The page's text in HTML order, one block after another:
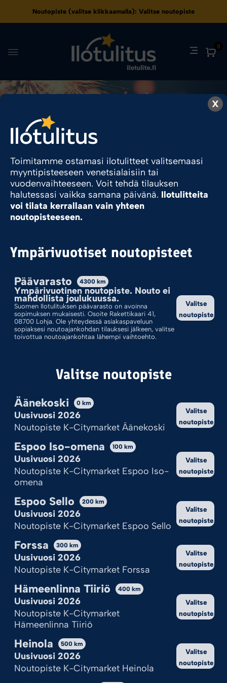
Noutopiste (valitse klikkaamalla): Valitse noutopiste
0
Ilotulite.fi Myyntipisteet
Sesonkituote
Noutopiste Joensuu Pilkko
K-Citymarket Joensuu Pilkko
Linjatie 2, 80140 Joensuu
Uusivuosi – noutoajat
Su 27.12.2026
13 - 18
Ilotulitepisteen aukioloajat
X
Toimitamme ostamasi ilotulitteet valitsemaasi
myyntipisteeseen venetsialaisiin tai
vuodenvaihteeseen. Voit tehdä tilauksen
halutessasi vaikka samana päivänä. Ilotulitteita
voi tilata kerrallaan vain yhteen
noutopisteeseen.
Ympärivuotiset noutopisteet
Päävarasto 4300 km
Ympärivuotinen noutopiste. Nouto ei
mahdollista joulukuussa.
Suomen Ilotulituksen päävarasto on avoinna
sopimuksen mukaisesti. Osoite Rakettikaari 41,
08700 Lohja. Ole yhteydessä asiakaspaveluun
sopiaksesi noutoajankohdan tilauksesi jälkeen, valitse
toivottua noutoajankohtaa lähempi vaihtoehto.
Valitse
noutopiste
Valitse noutopiste
Äänekoski 0 km
Uusivuosi 2026
Noutopiste K-Citymarket Äänekoski
Valitse
noutopiste
Espoo Iso-omena 100 km
Uusivuosi 2026
Noutopiste K-Citymarket Espoo Iso-
omena
Valitse
noutopiste
Espoo Sello 200 km
Uusivuosi 2026
Noutopiste K-Citymarket Espoo Sello
Valitse
noutopiste
Forssa 300 km
Uusivuosi 2026
Noutopiste K-Citymarket Forssa
Valitse
noutopiste
Hämeenlinna Tiiriö 400 km
Uusivuosi 2026
Noutopiste K-Citymarket
Hämeenlinna Tiiriö
Valitse
noutopiste
Heinola 500 km
Uusivuosi 2026
Noutopiste K-Citymarket Heinola
Valitse
noutopiste